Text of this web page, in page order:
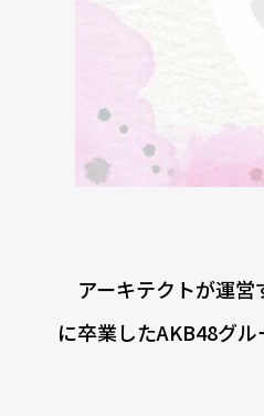
アーキテクトが運営
に卒業したAKB48グ